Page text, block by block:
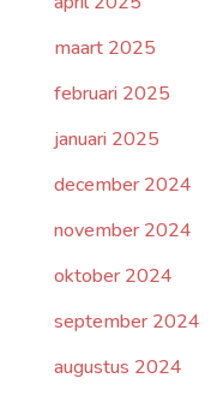
maart 2025
februari 2025
januari 2025
december 2024
november 2024
oktober 2024
september 2024
augustus 2024